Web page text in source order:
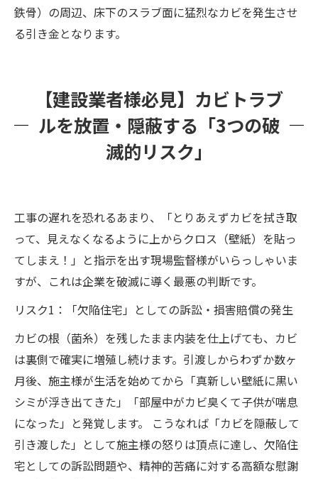
鉄骨）の周辺、床下のスラブ面に猛烈なカビを発生させ
る引き金となります。
【建設業者様必見】カビトラブ
ルを放置・隠蔽する「3つの破
滅的リスク」
工事の遅れを恐れるあまり、「とりあえずカビを拭き取
って、見えなくなるように上からクロス（壁紙）を貼っ
てしまえ！」と指示を出す現場監督様がいらっしゃいま
すが、これは企業を破滅に導く最悪の判断です。
リスク1：「欠陥住宅」としての訴訟・損害賠償の発生
カビの根（菌糸）を残したまま内装を仕上げても、カビ
は裏側で確実に増殖し続けます。引渡しからわずか数ヶ
月後、施主様が生活を始めてから「真新しい壁紙に黒い
シミが浮き出てきた」「部屋中がカビ臭くて子供が喘息
になった」と発覚します。 こうなれば「カビを隠蔽して
引き渡した」として施主様の怒りは頂点に達し、欠陥住
宅としての訴訟問題や、精神的苦痛に対する高額な慰謝